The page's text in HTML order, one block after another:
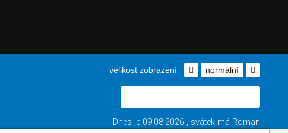
velikost zobrazení normální
Dnes je09.08.2026 , svátek má Roman